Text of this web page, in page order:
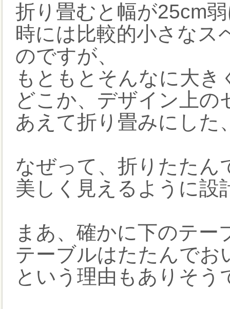
折り畳むと幅が25cm
時には比較的小さなス
のですが、
もともとそんなに大
どこか、デザイン上
あえて折り畳みにした
なぜって、折りたたん
美しく見えるように設
まあ、確かに下のテー
テーブルはたたんでお
という理由もありそう